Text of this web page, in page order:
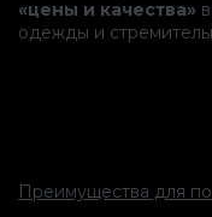
«цены и качества»
одежды и
Преимущества для